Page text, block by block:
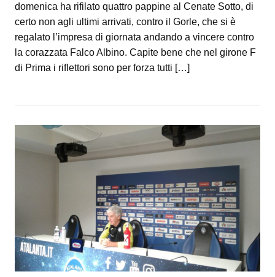
domenica ha rifilato quattro pappine al Cenate Sotto, di
certo non agli ultimi arrivati, contro il Gorle, che si è
regalato l’impresa di giornata andando a vincere contro
la corazzata Falco Albino. Capite bene che nel girone F
di Prima i riflettori sono per forza tutti […]